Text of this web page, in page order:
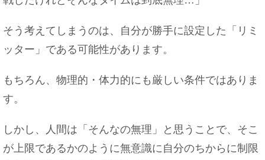
そう考えてしまうのは、自分が勝手に設定した「リミ
ッター」である可能性があります。
もちろん、物理的・体力的にも厳しい条件ではありま
す。
しかし、人間は「そんなの無理」と思うことで、そこ
が上限であるかのように無意識に自分のちからに制限